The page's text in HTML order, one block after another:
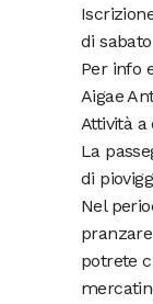
di
Per info
Aigae
Attività
La
di
Nel
potrete